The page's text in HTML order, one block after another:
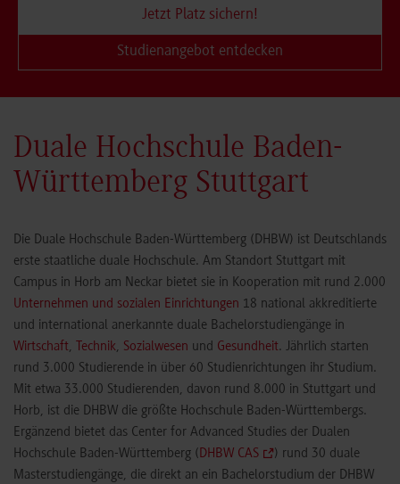
Jetzt Platz sichern!
Studienangebot entdecken
Duale Hochschule Baden-
Württemberg Stuttgart
Die Duale Hochschule Baden-Württemberg (DHBW) ist Deutschlands
erste staatliche duale Hochschule. Am Standort Stuttgart mit
Campus in Horb am Neckar bietet sie in Kooperation mit rund 2.000
Unternehmen und sozialen Einrichtungen 18 national akkreditierte
und international anerkannte duale Bachelorstudiengänge in
Wirtschaft, Technik, Sozialwesen und Gesundheit. Jährlich starten
rund 3.000 Studierende in über 60 Studienrichtungen ihr Studium.
Mit etwa 33.000 Studierenden, davon rund 8.000 in Stuttgart und
Horb, ist die DHBW die größte Hochschule Baden-Württembergs.
Ergänzend bietet das Center for Advanced Studies der Dualen
Hochschule Baden-Württemberg (DHBW CAS
) rund 30 duale
Masterstudiengänge, die direkt an ein Bachelorstudium der DHBW